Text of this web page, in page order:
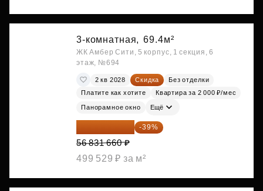
3-комнатная, 69.4м²
ЖК Амбер Сити, 5 корпус, 1 секция, 6
этаж, №694
2 кв 2028 Скидка
Без отделки
Платите как хотите
Квартира за 2 000 ₽/мес
Панорамное окно Ещё
34 667 313 ₽ -39%
56 831 660 ₽
499 529 ₽ за м²